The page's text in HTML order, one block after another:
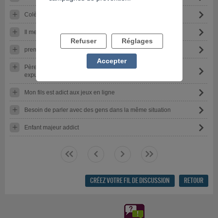
Colère et tristesse
Il me harcèle pour de l'argent
premiers pas ici
Père de 67 ans accro aux jeux et mère sous emprise et
expulsion du logement
Mon fils est adict aux jeux en ligne
Besoin de parler avec des gens dans la même situation
Enfant majeur addict
<< < > >>
CRÉEZ VOTRE FIL DE DISCUSSION RETOUR
Refuser Réglages
Accepter